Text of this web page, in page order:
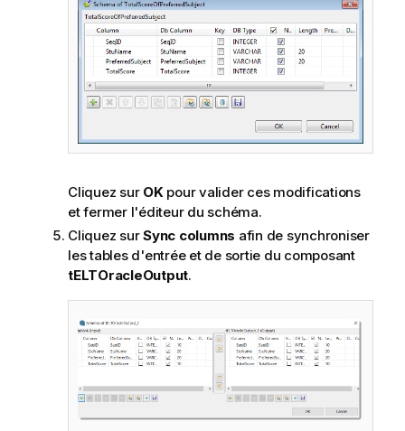
Cliquez sur OKpour valider ces modifications
et fermer l'éditeur du schéma.
Cliquez surSync columns afin de synchroniser
les tables d'entrée et de sortie du composant
tELTOracleOutput.